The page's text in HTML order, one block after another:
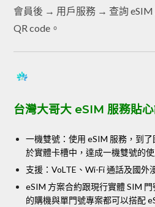
會員後 → 用戶服務 → 查詢 eSIM
QR code。
台灣大哥大 eSIM 服務貼心
一機雙號：使用 eSIM 服務，到
於實體卡槽中，達成一機雙號的使
支援：VoLTE、Wi-Fi 通話及國外
eSIM 方案合約跟現行實體 SIM
的購機與單門號專案都可以搭配